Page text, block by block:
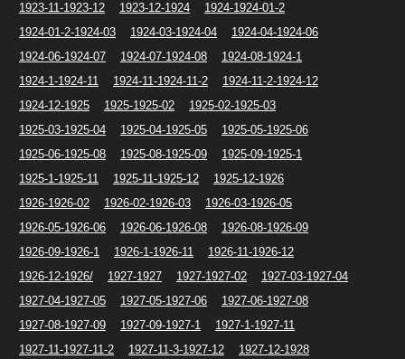
1923-11-1923-12
1923-12-1924
1924-1924-01-2
1924-01-2-1924-03
1924-03-1924-04
1924-04-1924-06
1924-06-1924-07
1924-07-1924-08
1924-08-1924-1
1924-1-1924-11
1924-11-1924-11-2
1924-11-2-1924-12
1924-12-1925
1925-1925-02
1925-02-1925-03
1925-03-1925-04
1925-04-1925-05
1925-05-1925-06
1925-06-1925-08
1925-08-1925-09
1925-09-1925-1
1925-1-1925-11
1925-11-1925-12
1925-12-1926
1926-1926-02
1926-02-1926-03
1926-03-1926-05
1926-05-1926-06
1926-06-1926-08
1926-08-1926-09
1926-09-1926-1
1926-1-1926-11
1926-11-1926-12
1926-12-1926/
1927-1927 1927-1927-02
1927-03-1927-04
1927-04-1927-05
1927-05-1927-06
1927-06-1927-08
1927-08-1927-09
1927-09-1927-1
1927-1-1927-11
1927-11-1927-11-2
1927-11-3-1927-12 1927-12-1928